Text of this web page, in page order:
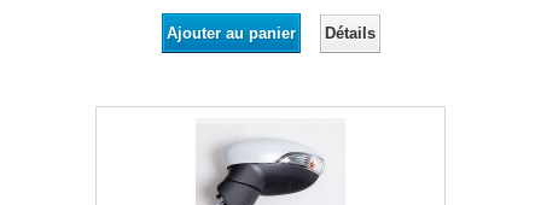
Ajouter au panier Détails